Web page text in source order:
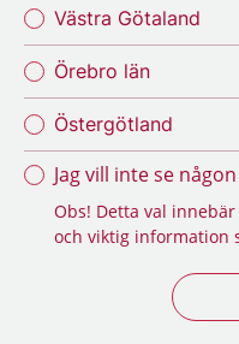
Västra Götaland
Örebro län
Östergötland
Jag vill inte se
Obs! Detta val
och viktig information